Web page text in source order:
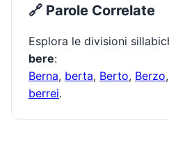
🔗 Parole Correlate
Esplora le divisioni
bere:
Berna, berta, Berto, Berzo,
berrei.